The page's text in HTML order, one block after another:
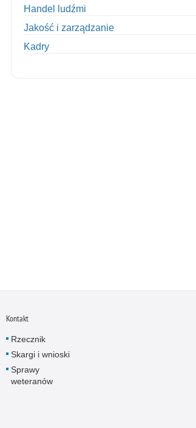
Handel ludźmi
Jakość i zarządzanie
Kadry
Nowoczesne technologie w pracy Policji
Odpowiedzialność majątkowa Policji
Kontakt
Rzecznik
Skargi i wnioski
Sprawy
weteranów